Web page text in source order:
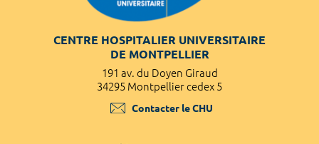
CENTRE HOSPITALIER UNIVERSITAIRE
DE MONTPELLIER
191 av. du Doyen Giraud
34295 Montpellier cedex 5
Contacter le CHU